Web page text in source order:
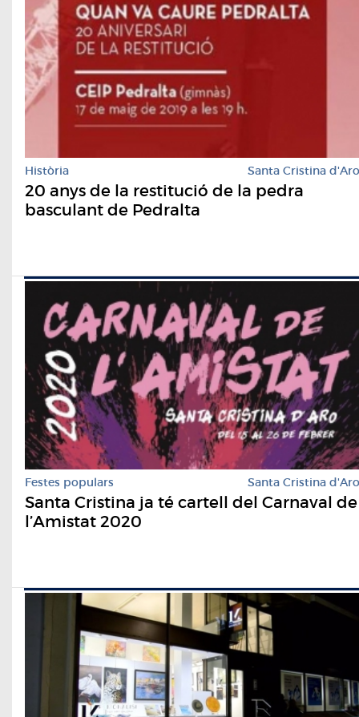
Història Santa Cristina d'Aro
20 anys de la restitució de la pedra
basculant de Pedralta
Festes populars Santa Cristina d'Aro
Santa Cristina ja té cartell del Carnaval de
l’Amistat 2020